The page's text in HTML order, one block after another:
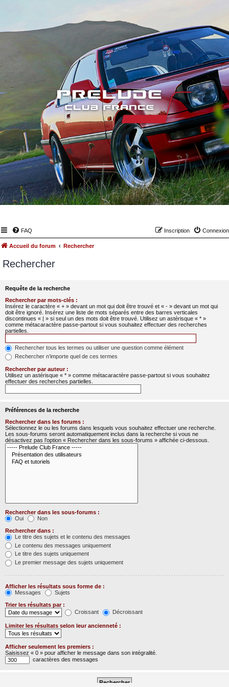
FAQ Connexion
Inscription
Accueil du forum Rechercher
Rechercher
Requête de la recherche
Rechercher par mots-clés :
Insérez le caractère « + » devant un mot qui doit être trouvé et « - » devant un mot qui
doit être ignoré. Insérez une liste de mots séparés entre des barres verticales
discontinues « | » si seul un des mots doit être trouvé. Utilisez un astérisque « * »
comme métacaractère passe-partout si vous souhaitez effectuer des recherches
partielles.
Rechercher tous les termes ou utiliser une question comme élément
Rechercher n’importe quel de ces termes
Rechercher par auteur :
Utilisez un astérisque « * » comme métacaractère passe-partout si vous souhaitez
effectuer des recherches partielles.
Préférences de la recherche
Rechercher dans les forums :
Sélectionnez le ou les forums dans lesquels vous souhaitez effectuer une recherche.
Les sous-forums seront automatiquement inclus dans la recherche si vous ne
désactivez pas l’option « Rechercher dans les sous-forums » affichée ci-dessous.
Rechercher dans les sous-forums :
Oui
Non
Rechercher dans :
Le titre des sujets et le contenu des messages
Le contenu des messages uniquement
Le titre des sujets uniquement
Le premier message des sujets uniquement
Afficher les résultats sous forme de :
Messages
Sujets
Trier les résultats par :
Croissant
Décroissant
Limiter les résultats selon leur ancienneté :
Afficher seulement les premiers :
Saisissez « 0 » pour afficher le message dans son intégralité.
caractères des messages